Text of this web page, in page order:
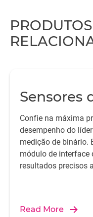
PRODUTOS
Sensores
Confie na máxima
desempenho do
medição de binário.
módulo de interface
resultados precisos
Read More